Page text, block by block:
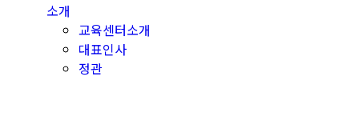
소개
교육센터소개
대표인사
정관